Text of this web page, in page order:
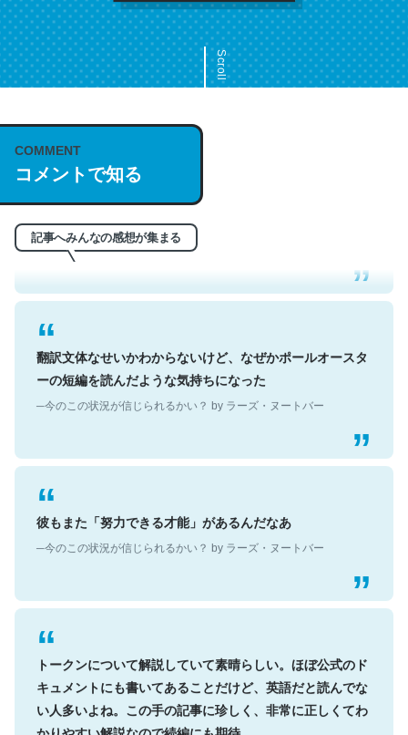
Scroll
COMMENT
コメントで知る
記事へみんなの感想が集まる
う。英語少しでも読める人は原文もお勧め。自分はこの流
れ好き。Let’s Fucking Go. Then Covid hit. Shit.
─今のこの状況が信じられるかい？ by ラーズ・ヌートバー
翻訳文体なせいかわからないけど、なぜかポールオースタ
ーの短編を読んだような気持ちになった
彼もまた「努力できる才能」があるんだなあ
トークンについて解説していて素晴らしい。ほぼ公式のド
キュメントにも書いてあることだけど、英語だと読んでな
い人多いよね。この手の記事に珍しく、非常に正しくてわ
かりやすい解説なので続編にも期待。